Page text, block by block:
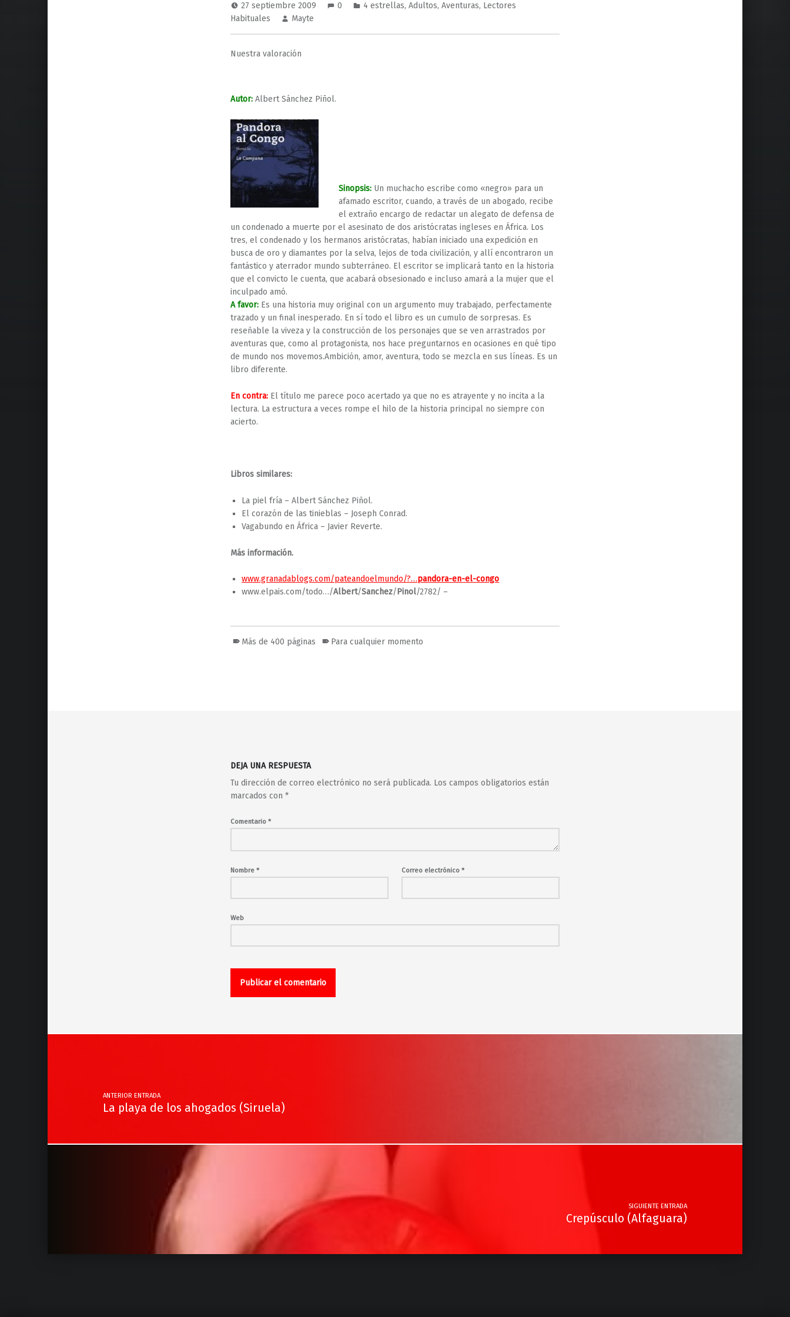
27 septiembre 2009 0 4 estrellas, Adultos, Aventuras, Lectores
Habituales
Mayte
Nuestra valoración
Autor:Albert Sánchez Piñol.
Sinopsis:Un muchacho escribe como «negro» para un
afamado escritor, cuando, a través de un abogado, recibe
el extraño encargo de redactar un alegato de defensa de
un condenado a muerte por el asesinato de dos aristócratas ingleses en África. Los
tres, el condenado y los hermanos aristócratas, habían iniciado una expedición en
busca de oro y diamantes por la selva, lejos de toda civilización, y allí encontraron un
fantástico y aterrador mundo subterráneo. El escritor se implicará tanto en la historia
que el convicto le cuenta, que acabará obsesionado e incluso amará a la mujer que el
inculpado amó.
A favor:Es una historia muy original con un argumento muy trabajado, perfectamente
trazado y un final inesperado. En sí todo el libro es un cumulo de sorpresas. Es
reseñable la viveza y la construcción de los personajes que se ven arrastrados por
aventuras que, como al protagonista, nos hace preguntarnos en ocasiones en qué tipo
de mundo nos movemos.Ambición, amor, aventura, todo se mezcla en sus líneas. Es un
libro diferente.
En contra: El título me parece poco acertado ya que no es atrayente y no incita a la
lectura. La estructura a veces rompe el hilo de la historia principal no siempre con
acierto.
Libros similares:
La piel fría – Albert Sánchez Piñol.
El corazón de las tinieblas – Joseph Conrad.
Vagabundo en África – Javier Reverte.
Más información.
www.granadablogs.com/pateandoelmundo/?…pandora-en-el-congo
www.elpais.com/todo…/Albert/Sanchez/Pinol/2782/ –
Más de 400 páginas Para cualquier momento
DEJA UNA RESPUESTA
Tu dirección de correo electrónico no será publicada. Los campos obligatorios están
marcados con *
Comentario *
Nombre * Correo electrónico*
Web
Navegación de entradas
ANTERIOR ENTRADA
La playa de los ahogados (Siruela)
SIGUIENTE ENTRADA
Crepúsculo (Alfaguara)